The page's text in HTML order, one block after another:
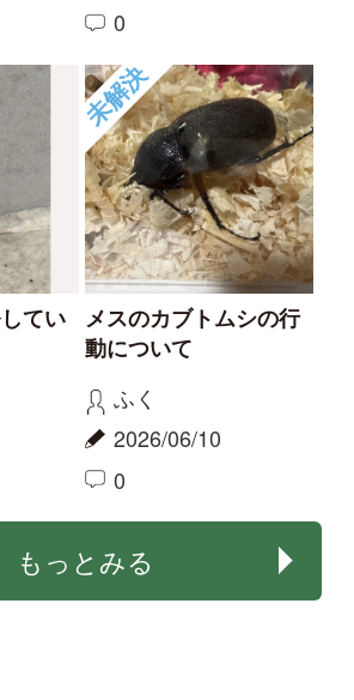
準絶滅危惧種 ハイイ
ロイボサシガメらしき
虫を奈良県で見つけま
した。
ヨッキーー！！
2026/06/21
その他（昆虫）